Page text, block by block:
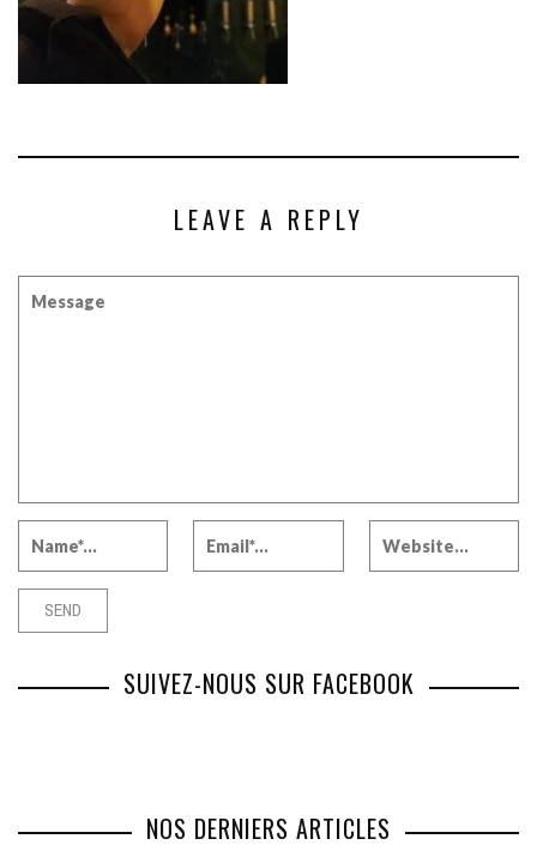
LEAVE A REPLY
SUIVEZ-NOUS SUR FACEBOOK
NOS DERNIERS ARTICLES